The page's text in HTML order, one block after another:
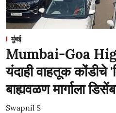
मुंबई
Mumbai-Goa
यंदाही वाहतूक कोंडीचे
बाह्यवळण मार्गाला
Swapnil S